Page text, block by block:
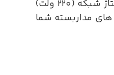
باشد.ابتدا باید بدانید منبع تغذیه یا آداپتور چه وظیفه ای در سیستم مداربسته دارد. از آنجایی که دوربین های مداربسته برای کار در ولتاژ شبکه (۲۲۰ ولت)
این نظر برای تغذیه دوربین های مداربسته شما